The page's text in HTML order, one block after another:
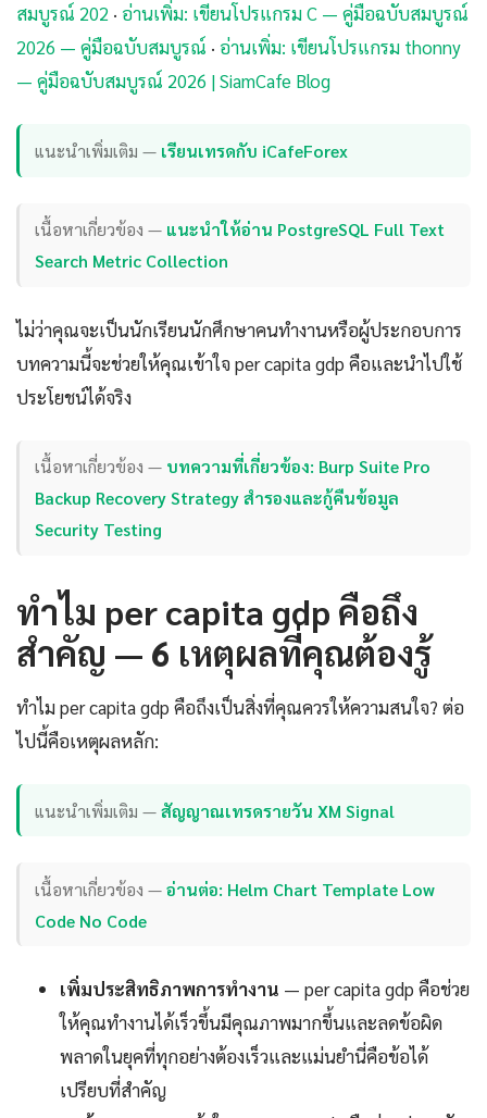
สมบูรณ์ 202 · อ่านเพิ่ม: เขียนโปรแกรม C — คู่มือฉบับสมบูรณ์
2026 — คู่มือฉบับสมบูรณ์ · อ่านเพิ่ม: เขียนโปรแกรม thonny
— คู่มือฉบับสมบูรณ์ 2026 | SiamCafe Blog
แนะนำเพิ่มเติม — เรียนเทรดกับ iCafeForex
เนื้อหาเกี่ยวข้อง — แนะนำให้อ่าน PostgreSQL Full Text
Search Metric Collection
ไม่ว่าคุณจะเป็นนักเรียนนักศึกษาคนทำงานหรือผู้ประกอบการ
บทความนี้จะช่วยให้คุณเข้าใจ per capita gdp คือและนำไปใช้
ประโยชน์ได้จริง
เนื้อหาเกี่ยวข้อง — บทความที่เกี่ยวข้อง: Burp Suite Pro
Backup Recovery Strategy สำรองและกู้คืนข้อมูล
Security Testing
ทำไม per capita gdp คือถึง
สำคัญ — 6 เหตุผลที่คุณต้องรู้
ทำไม per capita gdp คือถึงเป็นสิ่งที่คุณควรให้ความสนใจ? ต่อ
ไปนี้คือเหตุผลหลัก:
แนะนำเพิ่มเติม —สัญญาณเทรดรายวัน XM Signal
เนื้อหาเกี่ยวข้อง —อ่านต่อ: Helm Chart Template Low
Code No Code
เพิ่มประสิทธิภาพการทำงาน — per capita gdp คือช่วย
ให้คุณทำงานได้เร็วขึ้นมีคุณภาพมากขึ้นและลดข้อผิด
พลาดในยุคที่ทุกอย่างต้องเร็วและแม่นยำนี่คือข้อได้
เปรียบที่สำคัญ